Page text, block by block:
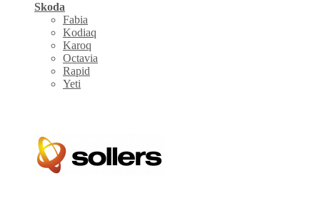
Skoda
Fabia
Kodiaq
Karoq
Octavia
Rapid
Yeti